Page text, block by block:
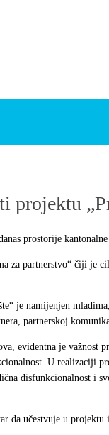
projektu
prostorije
za partnerstvo“ čiji je
je namijenjen
partnerskoj
evidentna je
U realizaciji
disfunkcionalnost i
da učestvuje u